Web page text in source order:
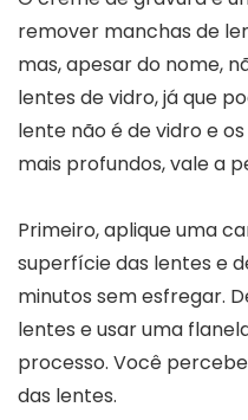
remover manchas de
mas, apesar do nome,
lentes de vidro, já que
lente não é de vidro e
mais profundos, vale a
Primeiro, aplique uma
superfície das lentes e
minutos sem esfregar.
lentes e usar uma
processo. Você
das lentes.